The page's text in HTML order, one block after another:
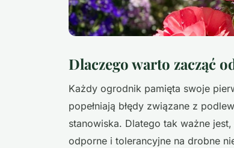
Dlaczego warto zacząć
Każdy ogrodnik pamięta swoje
popełniają błędy związane z
stanowiska. Dlatego tak ważne
odporne i tolerancyjne na drobne